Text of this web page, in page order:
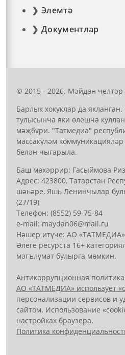
Элемтә
Документлар
© 2015 - 2026. Мәйдан
Барлык хокуклар да
тулысынча яки өлешчә
мәҗбүри. "Татмедиа"
массакүләм
белән чыгарыла.
Баш мөхәррир: Гасыймова
Адрес: 423800, Татарстан
шәһәре, Яшь Ленинчылар
(27/19)
Телефон: (8552) 59-75-84
е-mail: mауdаn06@mail.гu
Нәшер итүче: АО «ТАТМЕДИА»
Әлеге ресурста 16+
мәгълүмат булырга мөмкин.
Антикоррупционная политика
АО «ТАТМЕДИА» использует
персонализации сервисов и
сайтом. Использование
настройках браузера.
Политика